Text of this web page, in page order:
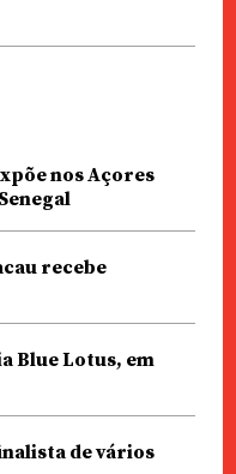
nos Açores
recebe
Blue Lotus, em
de vários